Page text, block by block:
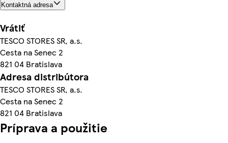
Kontaktná adresa
Vrátiť
TESCO STORES SR, a.s.
Cesta na Senec 2
821 04 Bratislava
Adresa distribútora
TESCO STORES SR, a.s.
Cesta na Senec 2
821 04 Bratislava
Príprava a použitie